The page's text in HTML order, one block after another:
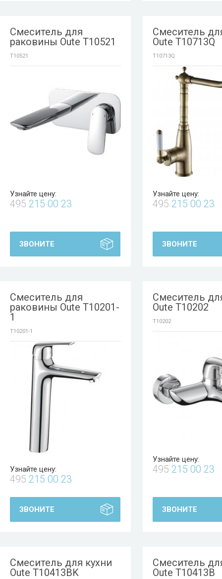
Смеситель для
раковины Oute T10521
T10521
Узнайте цену:
495 215 00 23
ЗВОНИТЕ
Смеситель
Oute T10713Q
T10713Q
Узнайте цену:
495 215 00 23
ЗВОНИТЕ
Смеситель для
раковины Oute T10201-
1
T10201-1
Узнайте цену:
495 215 00 23
ЗВОНИТЕ
Смеситель
Oute T10202
T10202
Узнайте цену:
495 215 00 23
ЗВОНИТЕ
Смеситель для кухни
Oute T10413BK
Смеситель
Oute T10413B